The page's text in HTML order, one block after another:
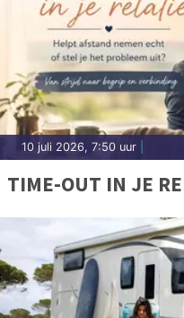
10 juli 2026, 7:50 uur
TIME-OUT IN JE